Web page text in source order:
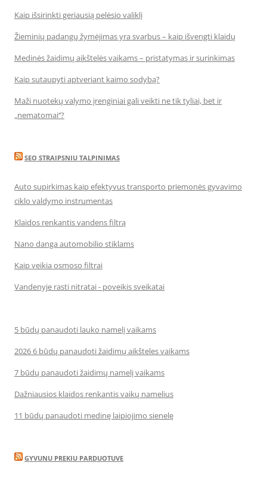
Kaip išsirinkti geriausią pelėsio valiklį
Žieminių padangų žymėjimas yra svarbus – kaip išvengti klaidų
Medinės žaidimų aikštelės vaikams – pristatymas ir surinkimas
Kaip sutaupyti aptveriant kaimo sodybą?
Maži nuotekų valymo įrenginiai gali veikti ne tik tyliai, bet ir
„nematomai‘‘?
SEO STRAIPSNIU TALPINIMAS
Auto supirkimas kaip efektyvus transporto priemonės gyvavimo
ciklo valdymo instrumentas
Klaidos renkantis vandens filtrą
Nano danga automobilio stiklams
Kaip veikia osmoso filtrai
Vandenyje rasti nitratai - poveikis sveikatai
5 būdų panaudoti lauko namelį vaikams
2026 6 būdų panaudoti žaidimų aikšteles vaikams
7 būdų panaudoti žaidimų namelį vaikams
Dažniausios klaidos renkantis vaikų namelius
11 būdų panaudoti medinę laipiojimo sienelę
GYVUNU PREKIU PARDUOTUVE